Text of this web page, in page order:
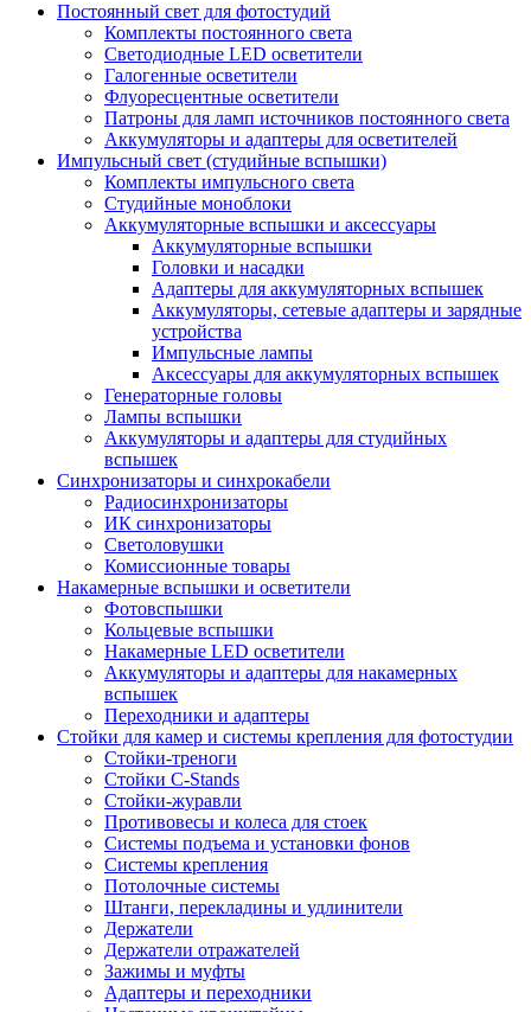
Постоянный свет для фотостудий
Комплекты постоянного света
Светодиодные LED осветители
Галогенные осветители
Флуоресцентные осветители
Патроны для ламп источников постоянного света
Аккумуляторы и адаптеры для осветителей
Импульсный свет (студийные вспышки)
Комплекты импульсного света
Студийные моноблоки
Аккумуляторные вспышки и аксессуары
Аккумуляторные вспышки
Головки и насадки
Адаптеры для аккумуляторных вспышек
Аккумуляторы, сетевые адаптеры и зарядные
устройства
Импульсные лампы
Аксессуары для аккумуляторных вспышек
Генераторные головы
Лампы вспышки
Аккумуляторы и адаптеры для студийных
вспышек
Синхронизаторы и синхрокабели
Радиосинхронизаторы
ИК синхронизаторы
Светоловушки
Комиссионные товары
Накамерные вспышки и осветители
Фотовспышки
Кольцевые вспышки
Накамерные LED осветители
Аккумуляторы и адаптеры для накамерных
вспышек
Переходники и адаптеры
Стойки для камер и системы крепления для фотостудии
Стойки-треноги
Стойки C-Stands
Стойки-журавли
Противовесы и колеса для стоек
Системы подъема и установки фонов
Системы крепления
Потолочные системы
Штанги, перекладины и удлинители
Держатели
Держатели отражателей
Зажимы и муфты
Адаптеры и переходники